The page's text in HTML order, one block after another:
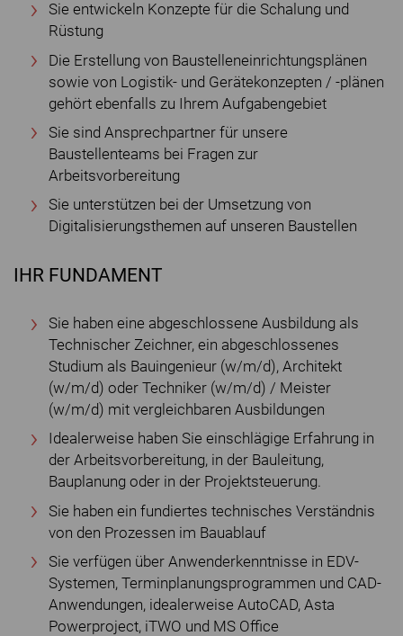
Sie entwickeln Konzepte für die Schalung und
Rüstung
Die Erstellung von Baustelleneinrichtungsplänen
sowie von Logistik- und Gerätekonzepten / -plänen
gehört ebenfalls zu Ihrem Aufgabengebiet
Sie sind Ansprechpartner für unsere
Baustellenteams bei Fragen zur
Arbeitsvorbereitung
Sie unterstützen bei der Umsetzung von
Digitalisierungsthemen auf unseren Baustellen
IHR FUNDAMENT
Sie haben eine abgeschlossene Ausbildung als
Technischer Zeichner, ein abgeschlossenes
Studium als Bauingenieur (w/m/d), Architekt
(w/m/d) oder Techniker (w/m/d) / Meister
(w/m/d) mit vergleichbaren Ausbildungen
Idealerweise haben Sie einschlägige Erfahrung in
der Arbeitsvorbereitung, in der Bauleitung,
Bauplanung oder in der Projektsteuerung.
Sie haben ein fundiertes technisches Verständnis
von den Prozessen im Bauablauf
Sie verfügen über Anwenderkenntnisse in EDV-
Systemen, Terminplanungsprogrammen und CAD-
Anwendungen, idealerweise AutoCAD, Asta
Powerproject, iTWO und MS Office